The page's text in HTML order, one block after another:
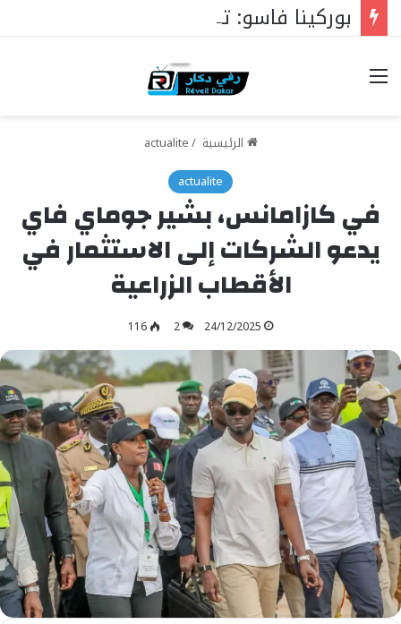
خيارات
الرئيسية /
actualite
actualite
في كازامانس، بشير جوماي فاي
يدعو الشركات إلى الاستثمار في
الأقطاب الزراعية
24/12/2025
2
116